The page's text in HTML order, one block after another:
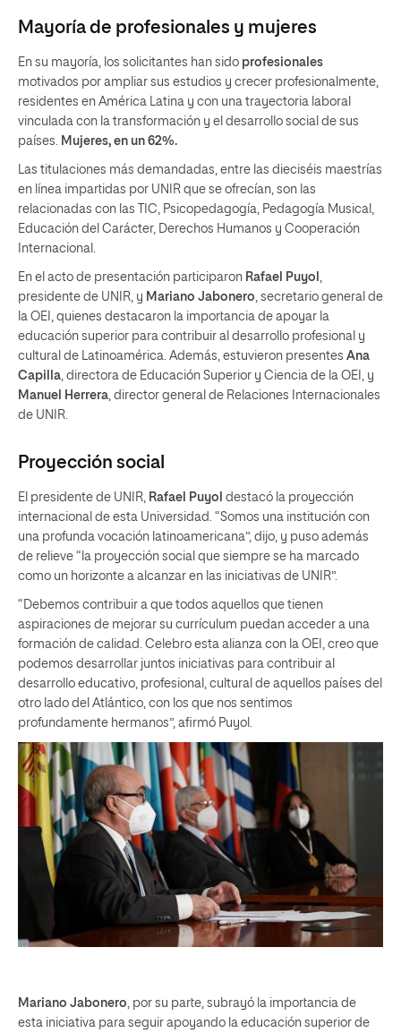
Mayoría de profesionales y mujeres
En su mayoría, los solicitantes han sido profesionales
motivados por ampliar sus estudios y crecer profesionalmente,
residentes en América Latina y con una trayectoria laboral
vinculada con la transformación y el desarrollo social de sus
países.
Mujeres, en un 62%.
Las titulaciones más demandadas, entre las dieciséis maestrías
en línea impartidas por UNIR que se ofrecían, son las
relacionadas con las TIC, Psicopedagogía, Pedagogía Musical,
Educación del Carácter, Derechos Humanos y Cooperación
Internacional.
En el acto de presentación participaron Rafael Puyol
presidente de UNIR, y Mariano Jabonero , secretario general de
la OEI, quienes destacaron la importancia de apoyar la
educación superior para contribuir al desarrollo profesional y
cultural de Latinoamérica. Además, estuvieron presentes Ana
Capilla , directora de Educación Superior y Ciencia de la OEI, y
Manuel Herrera , director general de Relaciones Internacionales
de UNIR.
Proyección social
El presidente de UNIR, Rafael Puyol destacó la proyección
internacional de esta Universidad. “Somos una institución con
una profunda vocación latinoamericana”, dijo, y puso además
de relieve “la proyección social que siempre se ha marcado
como un horizonte a alcanzar en las iniciativas de UNIR”.
“Debemos contribuir a que todos aquellos que tienen
aspiraciones de mejorar su currículum puedan acceder a una
formación de calidad. Celebro esta alianza con la OEI, creo que
podemos desarrollar juntos iniciativas para contribuir al
desarrollo educativo, profesional, cultural de aquellos países del
otro lado del Atlántico, con los que nos sentimos
profundamente hermanos”, afirmó Puyol.
Mariano Jabonero, por su parte, subrayó la importancia de
esta iniciativa para seguir apoyando la educación superior de